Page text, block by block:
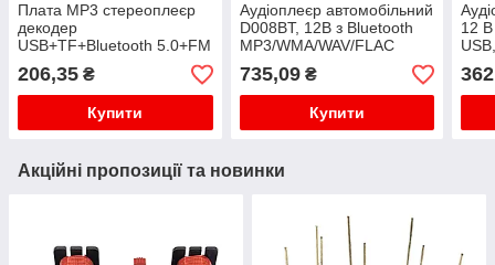
Плата MP3 стереоплеєр
декодер
USB+TF+Bluetooth 5.0+FM
206,35 ₴
Купити
Аудіоплеєр автомобільний
D008BT, 12В з Bluetooth
MP3/WMA/WAV/FLAC
735,09₴
Купити
12
Акційні пропозиції та новинки